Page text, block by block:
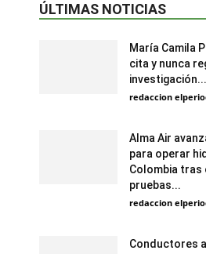
ÚLTIMAS NOTICIAS
María Camila
cita y nunca
investigación...
redaccion
Alma Air
para operar
Colombia tras
pruebas...
redaccion
Conductores